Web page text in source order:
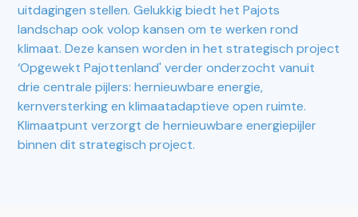
uitdagingen stellen. Gelukkig biedt het Pajots
landschap ook volop kansen om te werken rond
klimaat. Deze kansen worden in het strategisch project
‘Opgewekt Pajottenland' verder onderzocht vanuit
drie centrale pijlers: hernieuwbare energie,
kernversterking en klimaatadaptieve open ruimte.
Klimaatpunt verzorgt de hernieuwbare energiepijler
binnen dit strategisch project.